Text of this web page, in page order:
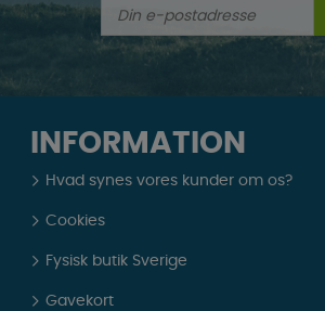
INFORMATION
Hvad synes vores kunder om os?
Cookies
Fysisk butik Sverige
Gavekort